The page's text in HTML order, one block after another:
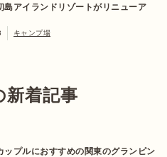
島アイランドリゾートがリニューア
キャンプ場
新着記事
ップルにおすすめの関東のグランピン